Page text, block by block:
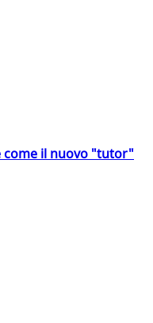
come il nuovo "tutor"